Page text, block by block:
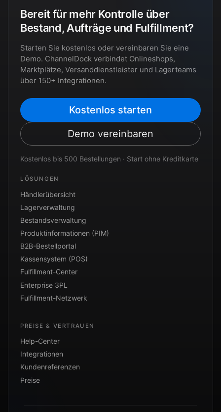
Bereit für mehr Kontrolle über
Bestand, Aufträge und Fulfillment?
Starten Sie kostenlos oder vereinbaren Sie eine
Demo. ChannelDock verbindet Onlineshops,
Marktplätze, Versanddienstleister und Lagerteams
über 150+ Integrationen.
Kostenlos starten
Demo vereinbaren
Kostenlos bis 500 Bestellungen · Start ohne Kreditkarte
LÖSUNGEN
Händlerübersicht
Lagerverwaltung
Bestandsverwaltung
Produktinformationen (PIM)
B2B-Bestellportal
Kassensystem (POS)
Fulfillment-Center
Enterprise 3PL
Fulfillment-Netzwerk
PREISE & VERTRAUEN
Help-Center
Integrationen
Kundenreferenzen
Preise